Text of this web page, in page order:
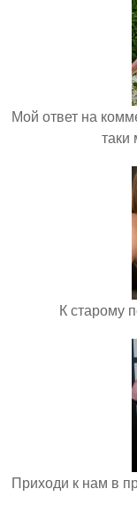
Мой ответ на
К старому
Приходи к нам в